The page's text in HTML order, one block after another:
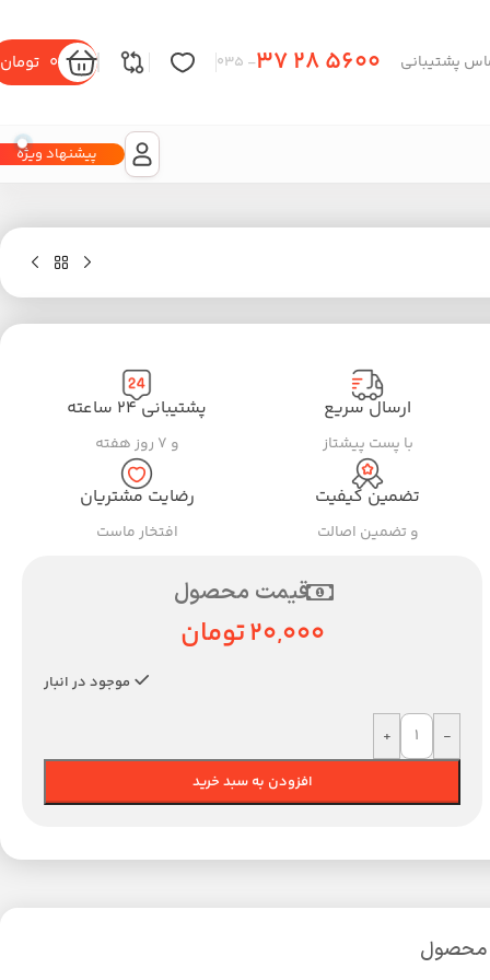
پشتیبانی 37 28 5600
– 035
0 تومان
پیشنهاد ویژه
ارسال سریع
با پست پیشتاز
پشتیبانی ۲۴ ساعته
و ۷ روز هفته
تضمین کیفیت
و تضمین اصالت
رضایت مشتریان
افتخار ماست
قیمت محصول
20,000تومان
موجود در انبار
-
+
افزودن به سبد خرید
محصول